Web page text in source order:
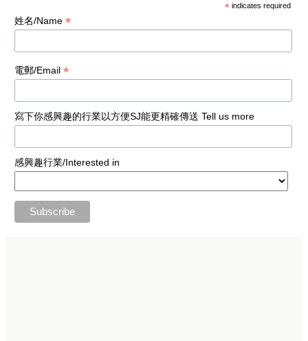
* indicates required
姓名/Name *
電郵/Email *
寫下你感興趣的行業以方便SJ能更精確傳送 Tell us more
感興趣行業/Interested in